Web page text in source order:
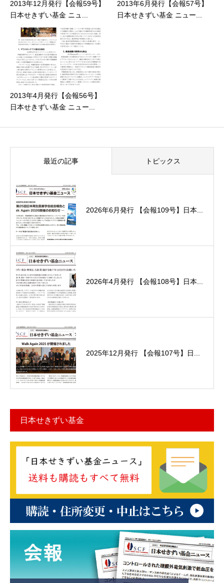
2013年12月発行【会報59号】
日本せきずい基金 ニュ...
2013年6月発行【会報57号】
日本せきずい基金 ニュー...
2013年4月発行【会報56号】
日本せきずい基金 ニュー...
最近の記事 トピックス
2026年6月発行 【会報109号】日本...
2026年4月発行 【会報108号】日本...
2025年12月発行 【会報107号】日...
日本せきずい基金